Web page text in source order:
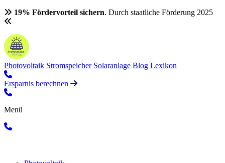
19% Fördervorteil sichern. Durch staatliche Förderung 2025
Photovoltaik Stromspeicher Solaranlage Blog Lexikon
Ersparnis berechnen
Menü